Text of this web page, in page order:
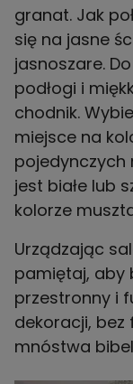
granat. Jak
się na jasne
jasnoszare.
podłogi i
chodnik.
miejsce na
pojedynczych
jest białe lub
kolorze
Urządzając
pamiętaj, aby
przestronny i
dekoracji,
mnóstwa